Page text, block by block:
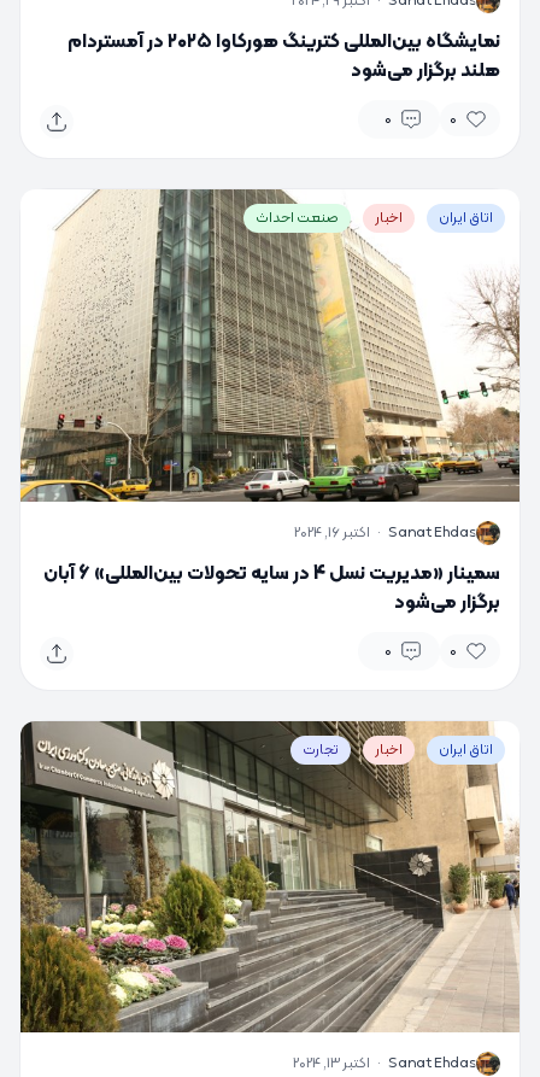
نمایشگاه بین‌المللی کترینگ هورکاوا ۲۰۲۵ در آمستردام
هلند برگزار می‌شود
0
0
اتاق ایران اخبار صنعت احداث
S
Sanat Ehdas
· اکتبر 16, 2024
سمینار «مدیریت نسل 4 در سایه تحولات بین‌المللی» 6 آبان
برگزار می‌شود
0
0
اتاق ایران اخبار تجارت
S
Sanat Ehdas
· اکتبر 13, 2024